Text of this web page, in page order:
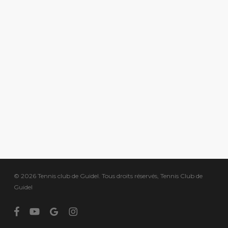
© 2026 Tennis club de Guidel. Tous droits réservés, Tennis Club de
Guidel